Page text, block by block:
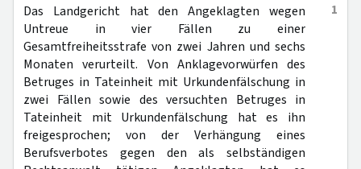
1
Das Landgericht hat den Angeklagten wegen
Untreue in vier Fällen zu einer
Gesamtfreiheitsstrafe von zwei Jahren und sechs
Monaten verurteilt. Von Anklagevorwürfen des
Betruges in Tateinheit mit Urkundenfälschung in
zwei Fällen sowie des versuchten Betruges in
Tateinheit mit Urkundenfälschung hat es ihn
freigesprochen; von der Verhängung eines
Berufsverbotes gegen den als selbständigen